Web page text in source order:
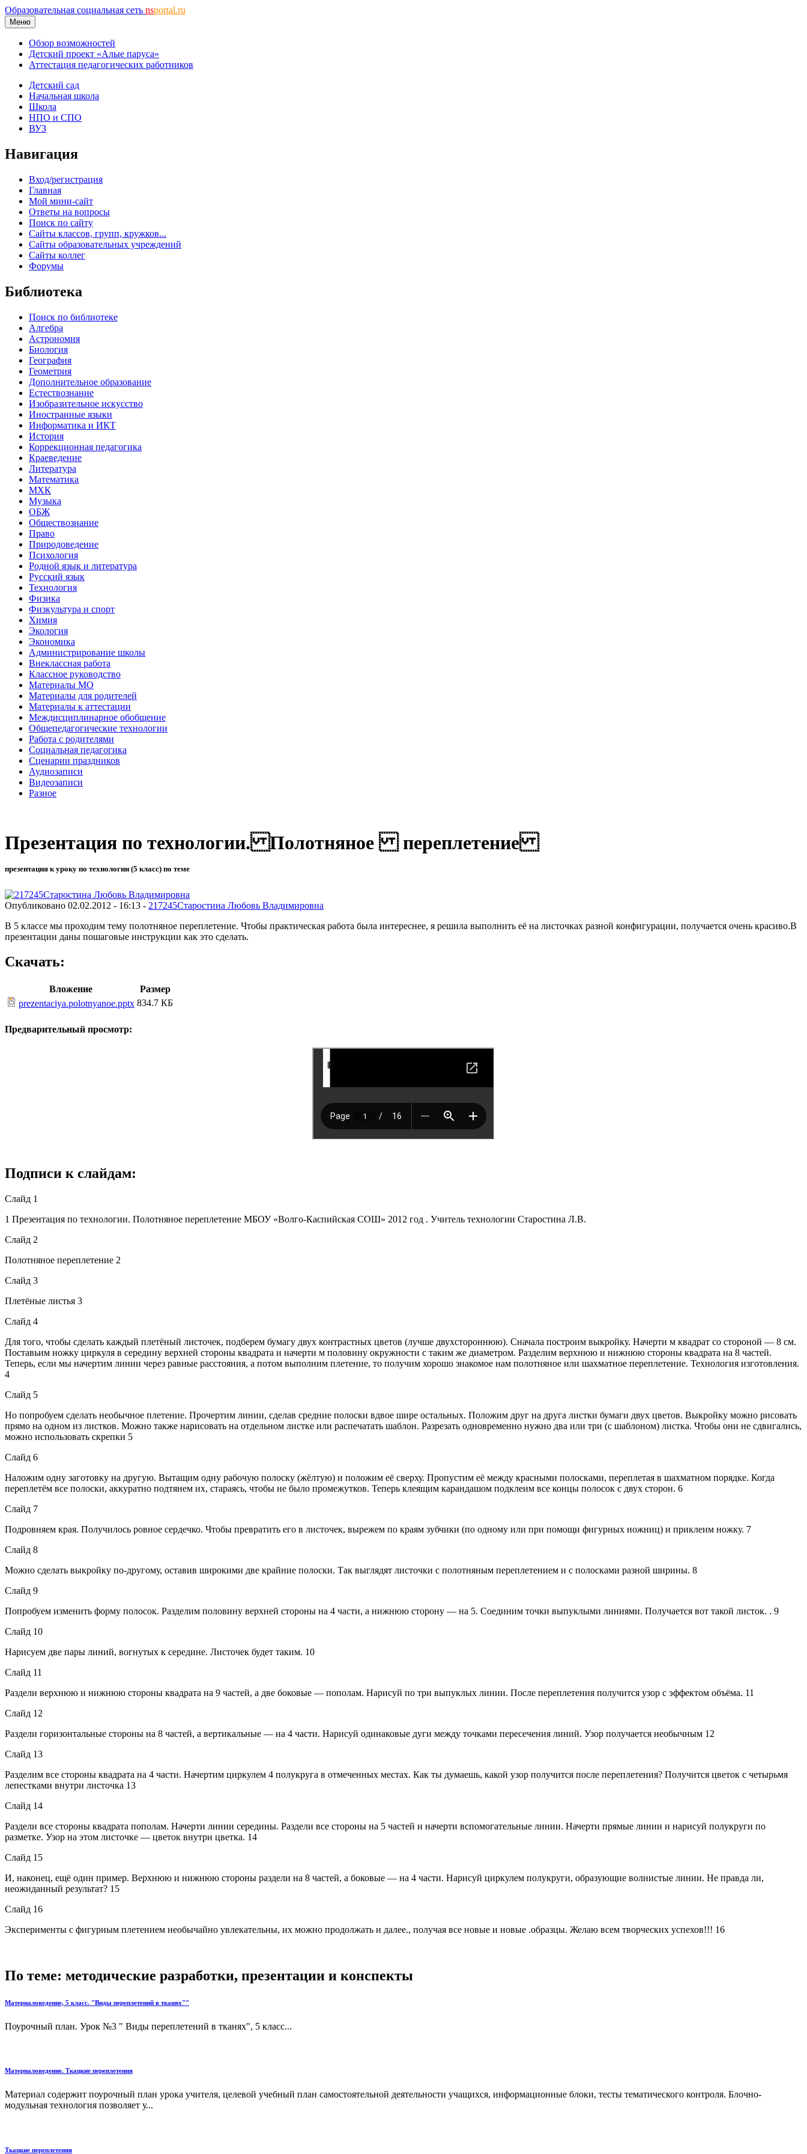
Образовательная социальная сеть nsportal.ru
Меню
Обзор возможностей
Детский проект «Алые паруса»
Аттестация педагогических работников
Детский сад
Начальная школа
Школа
НПО и СПО
ВУЗ
Навигация
Вход/регистрация
Главная
Мой мини-сайт
Ответы на вопросы
Поиск по сайту
Сайты классов, групп, кружков...
Сайты образовательных учреждений
Сайты коллег
Форумы
Библиотека
Поиск по библиотеке
Алгебра
Астрономия
Биология
География
Геометрия
Дополнительное образование
Естествознание
Изобразительное искусство
Иностранные языки
Информатика и ИКТ
История
Коррекционная педагогика
Краеведение
Литература
Математика
МХК
Музыка
ОБЖ
Обществознание
Право
Природоведение
Психология
Родной язык и литература
Русский язык
Технология
Физика
Физкультура и спорт
Химия
Экология
Экономика
Администрирование школы
Внеклассная работа
Классное руководство
Материалы МО
Материалы для родителей
Материалы к аттестации
Междисциплинарное обобщение
Общепедагогические технологии
Работа с родителями
Социальная педагогика
Сценарии праздников
Аудиозаписи
Видеозаписи
Разное
Презентация по технологии. Полотняное переплетение
презентация к уроку по технологии (5 класс) по теме
Опубликовано 02.02.2012 - 16:13 - 217245Старостина Любовь Владимировна
В 5 классе мы проходим тему полотняное переплетение. Чтобы практическая работа была интереснее, я решила выполнить её на листочках разной конфигурации, получается очень красиво.В
презентации даны пошаговые инструкции как это сделать.
Скачать:
Вложение
Размер
prezentaciya.polotnyanoe.pptx 834.7 КБ
Предварительный просмотр:
Подписи к слайдам:
Слайд 1
1 Презентация по технологии. Полотняное переплетение МБОУ «Волго-Каспийская СОШ» 2012 год . Учитель технологии Старостина Л.В.
Слайд 2
Полотняное переплетение 2
Слайд 3
Плетёные листья 3
Слайд 4
Для того, чтобы сделать каждый плетёный листочек, подберем бумагу двух контрастных цветов (лучше двухстороннюю). Сначала построим выкройку. Начерти м квадрат со стороной — 8 см.
Поставьим ножку циркуля в середину верхней стороны квадрата и начерти м половину окружности с таким же диаметром. Разделим верхнюю и нижнюю стороны квадрата на 8 частей.
Теперь, если мы начертим линии через равные расстояния, а потом выполним плетение, то получим хорошо знакомое нам полотняное или шахматное переплетение. Технология изготовления.
4
Слайд 5
Но попробуем сделать необычное плетение. Прочертим линии, сделав средние полоски вдвое шире остальных. Положим друг на друга листки бумаги двух цветов. Выкройку можно рисовать
прямо на одном из листков. Можно также нарисовать на отдельном листке или распечатать шаблон. Разрезать одновременно нужно два или три (с шаблоном) листка. Чтобы они не сдвигались,
можно использовать скрепки 5
Слайд 6
Наложим одну заготовку на другую. Вытащим одну рабочую полоску (жёлтую) и положим её сверху. Пропустим её между красными полосками, переплетая в шахматном порядке. Когда
переплетём все полоски, аккуратно подтянем их, стараясь, чтобы не было промежутков. Теперь клеящим карандашом подклеим все концы полосок с двух сторон. 6
Слайд 7
Подровняем края. Получилось ровное сердечко. Чтобы превратить его в листочек, вырежем по краям зубчики (по одному или при помощи фигурных ножниц) и приклеим ножку. 7
Слайд 8
Можно сделать выкройку по-другому, оставив широкими две крайние полоски. Так выглядят листочки с полотняным переплетением и с полосками разной ширины. 8
Слайд 9
Попробуем изменить форму полосок. Разделим половину верхней стороны на 4 части, а нижнюю сторону — на 5. Соединим точки выпуклыми линиями. Получается вот такой листок. . 9
Слайд 10
Нарисуем две пары линий, вогнутых к середине. Листочек будет таким. 10
Слайд 11
Раздели верхнюю и нижнюю стороны квадрата на 9 частей, а две боковые — пополам. Нарисуй по три выпуклых линии. После переплетения получится узор с эффектом объёма. 11
Слайд 12
Раздели горизонтальные стороны на 8 частей, а вертикальные — на 4 части. Нарисуй одинаковые дуги между точками пересечения линий. Узор получается необычным 12
Слайд 13
Разделим все стороны квадрата на 4 части. Начертим циркулем 4 полукруга в отмеченных местах. Как ты думаешь, какой узор получится после переплетения? Получится цветок с четырьмя
лепестками внутри листочка 13
Слайд 14
Раздели все стороны квадрата пополам. Начерти линии середины. Раздели все стороны на 5 частей и начерти вспомогательные линии. Начерти прямые линии и нарисуй полукруги по
разметке. Узор на этом листочке — цветок внутри цветка. 14
Слайд 15
И, наконец, ещё один пример. Верхнюю и нижнюю стороны раздели на 8 частей, а боковые — на 4 части. Нарисуй циркулем полукруги, образующие волнистые линии. Не правда ли,
неожиданный результат? 15
Слайд 16
Эксперименты с фигурным плетением необычайно увлекательны, их можно продолжать и далее., получая все новые и новые .образцы. Желаю всем творческих успехов!!! 16
По теме: методические разработки, презентации и конспекты
Материаловедение, 5 класс. "Виды переплетений в тканях""
Поурочный план. Урок №3 " Виды переплетений в тканях", 5 класс...
Материаловедение. Ткацкие переплетения
Материал содержит поурочный план урока учителя, целевой учебный план самостоятельной деятельности учащихся, информационные блоки, тесты тематического контроля. Блочно-
модульная технология позволяет у...
Ткацкие переплетения